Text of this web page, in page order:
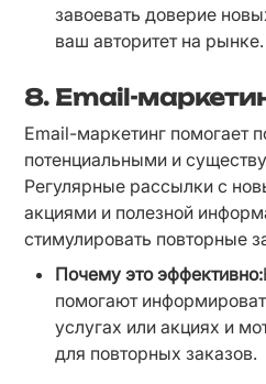
завоевать доверие
ваш авторитет на рынке.
8. Email-
Email-маркетинг помогает
потенциальными и
Регулярные рассылки с
акциями и полезной
стимулировать повторные
Почему это эффективно:
помогают
услугах или акциях и
для повторных заказов.